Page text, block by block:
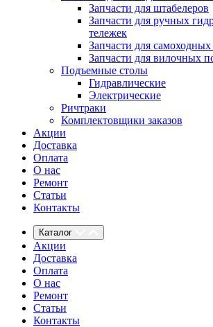
Запчасти для штабелеров
Запчасти для ручных
тележек
Запчасти для
Запчасти для вилочных
Подъемные столы
Гидравлические
Электрические
Ричтраки
Комплектовщики заказов
Акции
Доставка
Оплата
О нас
Ремонт
Статьи
Контакты
Каталог
Акции
Доставка
Оплата
О нас
Ремонт
Статьи
Контакты